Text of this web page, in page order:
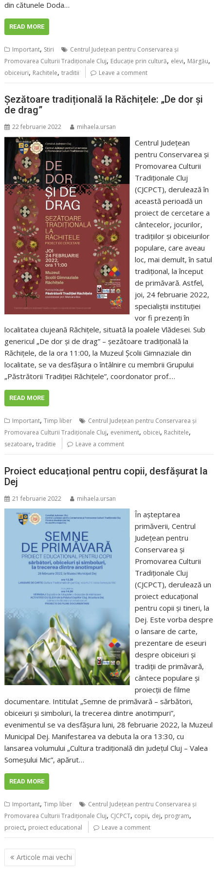
din cătunele Doda…
READ MORE
Important, Stiri
Centrul Județean pentru Conservarea și
Promovarea Culturii Tradiționale Cluj, Educație prin cultură, elevi, Mărgău,
obiceiuri, Rachitele,traditii Leave a comment
Șezătoare tradițională la Răchițele: „De dor și
de drag”
22 februarie 2022 mihaela.ursan
Centrul Județean
pentru Conservarea și
Promovarea Culturii
Tradiționale Cluj
(CJCPCT), derulează în
această perioadă un
proiect de cercetare a
cântecelor, jocurilor,
tradițiilor și obiceiurilor
populare, care aveau
loc, mai demult, în satul
tradițional, la început
de primăvară. Astfel,
joi, 24 februarie 2022,
specialiștii instituției
vor fi prezenți în
localitatea clujeană Răchițele, situată la poalele Vlădesei. Sub
genericul „De dor și de drag” – șezătoare tradițională la
Răchițele, de la ora 11:00, la Muzeul Școlii Gimnaziale din
localitate, se va desfășura o întâlnire cu membrii Grupului
„Păstrătorii Tradiţiei Răchiţele”, coordonator prof.…
READ MORE
Important,Timp liber
Centrul Județean pentru Conservarea și
Promovarea Culturii Tradiționale Cluj, eveniment, obicei, Rachitele,
sezatoare,traditie Leave a comment
Proiect educațional pentru copii, desfășurat la
Dej
21 februarie 2022 mihaela.ursan
În așteptarea
primăverii, Centrul
Județean pentru
Conservarea și
Promovarea Culturii
Tradiționale Cluj
(CJCPCT), derulează un
proiect educațional
pentru copii și tineri, la
Dej. Este vorba despre
o lansare de carte,
prezentare de eseuri
despre obiceiuri și
tradiții de primăvară,
cântece populare și
proiecții de filme
documentare. Intitulat „Semne de primăvară – sărbători,
obiceiuri și simboluri, la trecerea dintre anotimpuri”,
evenimentul se va desfășura luni, 28 februarie 2022, la Muzeul
Municipal Dej. Manifestarea va debuta la ora 13:30, cu
lansarea volumului „Cultura tradițională din județul Cluj – Valea
Someșului Mic”, apărut…
READ MORE
Important,Timp liber
Centrul Județean pentru Conservarea și
Promovarea Culturii Tradiționale Cluj, CJCPCT, copii, dej, program,
proiect, proiect educational Leave a comment
Navigare
în
Articole mai vechi